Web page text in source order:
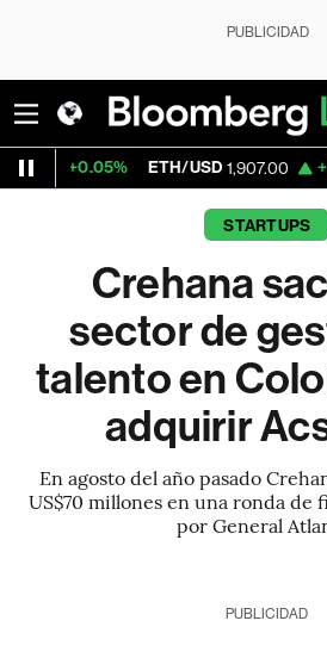
PUBLICIDAD
ETH/USD 1,907.00 +0.06% Visa
STARTUPS
Crehana
sector de
talento en
adquirir
En agosto del año pasado
US$70 millones en una ronda de
por General
PUBLICIDAD